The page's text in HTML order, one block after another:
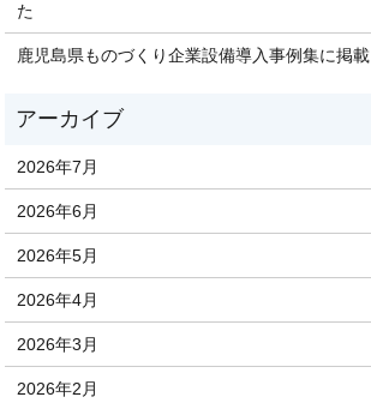
た
鹿児島県ものづくり企業設備導入事例集に掲
2026年7月
2026年6月
2026年5月
2026年4月
2026年3月
2026年2月